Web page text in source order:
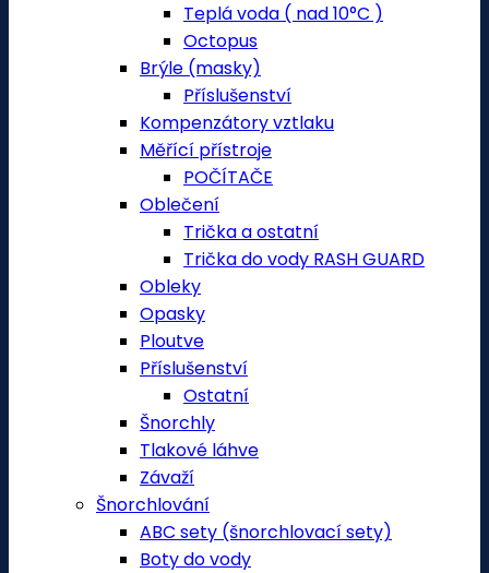
Teplá voda ( nad 10°C )
Octopus
Brýle (masky)
Příslušenství
Kompenzátory vztlaku
Měřící přístroje
POČÍTAČE
Oblečení
Trička a ostatní
Trička do vody RASH GUARD
Obleky
Opasky
Ploutve
Příslušenství
Ostatní
Šnorchly
Tlakové láhve
Závaží
Šnorchlování
ABC sety (šnorchlovací sety)
Boty do vody